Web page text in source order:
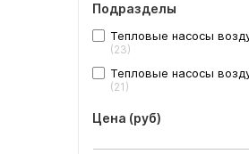
Подразделы
Тепловые насосы
(23)
Тепловые насосы
(21)
Цена (руб)